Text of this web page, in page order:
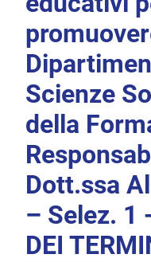
Scienze
della
Dott.ssa
– Selez. 1
DEI